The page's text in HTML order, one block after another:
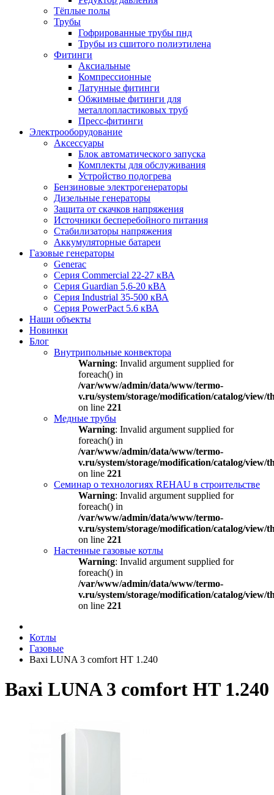
Тёплые полы
Трубы
Гофрированные трубы пнд
Трубы из сшитого полиэтилена
Фитинги
Аксиальные
Компрессионные
Латунные фитинги
Обжимные фитинги для
металлопластиковых труб
Пресс-фитинги
Электрооборудование
Аксессуары
Блок автоматического запуска
Комплекты для обслуживания
Устройство подогрева
Бензиновые электрогенераторы
Дизельные генераторы
Защита от скачков напряжения
Источники бесперебойного питания
Стабилизаторы напряжения
Аккумуляторные батареи
Газовые генераторы
Generac
Серия Commercial 22-27 кВА
Серия Guardian 5,6-20 кВА
Серия Industrial 35-500 кВА
Серия PowerPact 5.6 кВА
Наши объекты
Новинки
Блог
Внутрипольные конвектора
Warning: Invalid argument supplied for
foreach() in
/var/www/admin/data/www/termo-
v.ru/system/storage/modification/catalog/view/
on line 221
Медные трубы
Warning: Invalid argument supplied for
foreach() in
/var/www/admin/data/www/termo-
v.ru/system/storage/modification/catalog/view/
on line 221
Семинар о технологиях REHAU в строительстве
Warning: Invalid argument supplied for
foreach() in
/var/www/admin/data/www/termo-
v.ru/system/storage/modification/catalog/view/
on line 221
Настенные газовые котлы
Warning: Invalid argument supplied for
foreach() in
/var/www/admin/data/www/termo-
v.ru/system/storage/modification/catalog/view/
on line 221
Котлы
Газовые
Baxi LUNA 3 comfort HT 1.240
Baxi LUNA 3 comfort HT 1.240